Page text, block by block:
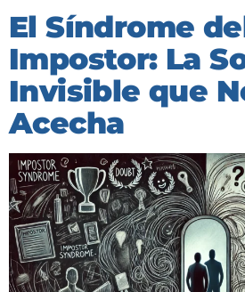
El Síndrome
Impostor: La
Invisible que
Acecha